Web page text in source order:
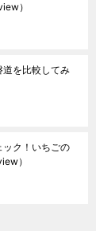
）
を比較してみ
ック！いちごの
）